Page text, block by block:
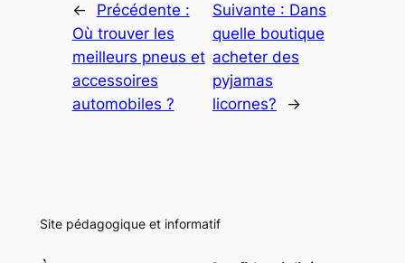
←
Précédente :
Où trouver les
meilleurs pneus et
accessoires
automobiles ?
Suivante : Dans
quelle boutique
acheter des
pyjamas
licornes?
→
Site pédagogique et informatif